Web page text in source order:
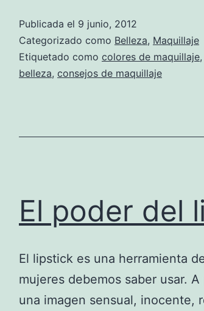
Publicada el 9 junio, 2012
Categorizado como Belleza, Maquillaje
Etiquetado como colores de maquillaje,
belleza, consejos de maquillaje
El poder del
El lipstick es una herramienta
mujeres debemos saber usar.
una imagen sensual, inocente,